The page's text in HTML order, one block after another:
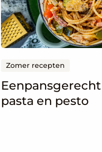
pasta en pesto
Zomer recepten
van
pasta
en
pesto